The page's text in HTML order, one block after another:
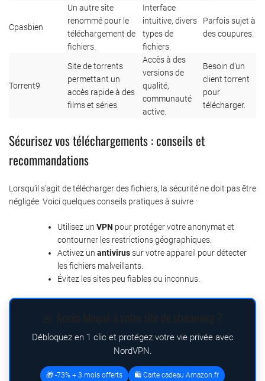
Cpasbien
Un autre site
renommé pour le
téléchargement de
fichiers.
Interface
intuitive, divers
types de
fichiers.
Parfois sujet à
des coupures.
Torrent9
Site de torrents
permettant un
accès rapide à des
films et séries.
Accès à des
versions de
qualité,
communauté
active.
Besoin d’un
client torrent
pour
télécharger.
Sécurisez vos téléchargements : conseils et
recommandations
Lorsqu’il s’agit de télécharger des fichiers, la sécurité ne doit pas être
négligée. Voici quelques conseils pratiques à suivre :
Utilisez un VPN pour protéger votre anonymat et
contourner les restrictions géographiques.
Activez un antivirussur votre appareil pour détecter
les fichiers malveillants.
Évitez les sites peu fiables ou inconnus.
Débloquez en 1 clic et protégez votre vie privée avec
NordVPN.
🎁 -73% + 3 mois offerts 🛍️ Carte cadeau Amazon.fr